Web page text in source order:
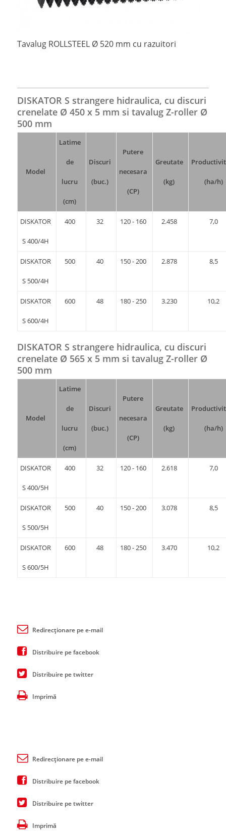
Tavalug ROLLSTEEL Ø 520 mm cu razuitori
DISKATOR S strangere hidraulica, cu discuri
crenelate Ø 450 x 5 mm si tavalug Z-roller Ø
500 mm
Model
Latime
de
lucru
(cm)
Discuri
(buc.)
Putere
necesara
(CP)
Greutate
(kg) (ha/h)
DISKATOR
S 400/4H
400 32 120 - 160 2.458 7,0
DISKATOR
S 500/4H
500 40 150 - 200 2.878 8,5
DISKATOR
S 600/4H
600 48 180 - 250 3.230 10,2
DISKATOR S strangere hidraulica, cu discuri
crenelate Ø 565 x 5 mm si tavalug Z-roller Ø
500 mm
Model
Latime
de
lucru
(cm)
Discuri
(buc.)
Putere
necesara
(CP)
Greutate
(kg) (ha/h)
DISKATOR
S 400/5H
400 32 120 - 160 2.618 7,0
DISKATOR
S 500/5H
500 40 150 - 200 3.078 8,5
DISKATOR
S 600/5H
600 48 180 - 250 3.470 10,2
Redirecționare pe e-mail
Distribuire pe facebook
Distribuire pe twitter
Imprimă
Redirecționare pe e-mail
Distribuire pe facebook
Distribuire pe twitter
Imprimă